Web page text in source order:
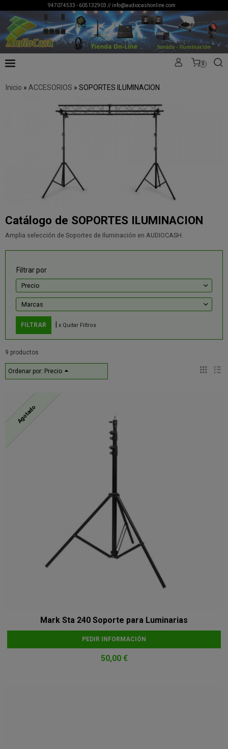
947074533 - 605132903 // info@audiocashonline.com
0
Inicio » ACCESORIOS » SOPORTES ILUMINACION
Catálogo de SOPORTES ILUMINACION
Amplia selección de Soportes de Iluminación en AUDIOCASH.
Filtrar por
Precio
Marcas
x Quitar Filtros
9 productos
Ordenar por: Precio
Agotado
Mark Sta 240 Soporte para Luminarias
PEDIR INFORMACIÓN
50,00 €